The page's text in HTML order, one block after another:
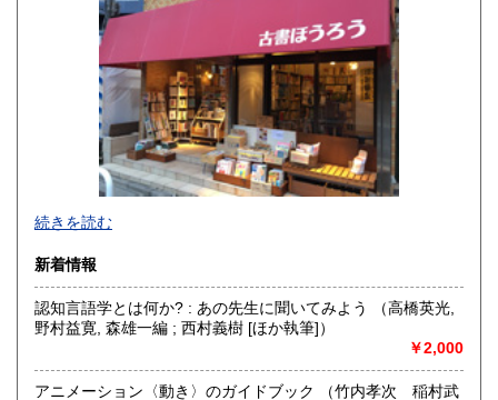
大分県
200円 鹿児島県
200円
店舗は東京大学池之端門の真向かいにございます。
上野駅からも徒歩圏内で、不忍池のほとりをゆっくり歩いて
ください。
「日本の古本屋」に掲載している本は、店頭と併売しており
ますので売り切れの際はご容赦ください。
沿線名：東京メトロ千代田線
最寄駅：根津駅/湯島駅
続きを読む
新着情報
認知言語学とは何か? : あの先生に聞いてみよう （高橋英光,
野村益寛, 森雄一編 ; 西村義樹 [ほか執筆]）
￥2,000
アニメーション〈動き〉のガイドブック （竹内孝次 稲村武